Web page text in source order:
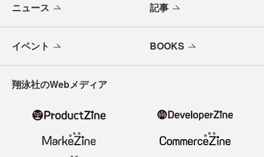
ニュース 記事
イベント BOOKS
翔泳社のWebメディア